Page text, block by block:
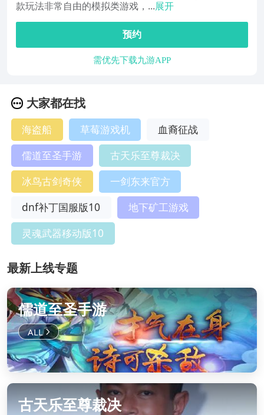
款玩法非常自由的模拟类游戏，...展开
预约
需优先下载九游APP
大家都在找
海盗船 草莓游戏机
血裔征战
儒道至圣手游
古天乐至尊裁决
冰鸟古剑奇侠
一剑东来官方
dnf补丁国服版10
地下矿工游戏
灵魂武器移动版10
最新上线专题
儒道至圣手游
古天乐至尊裁决